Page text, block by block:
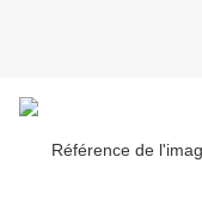
Référence de